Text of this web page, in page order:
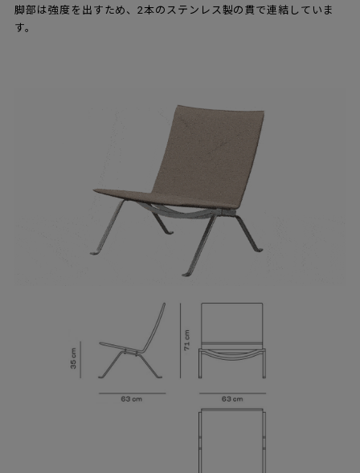
脚部は強度を出すため、2本のステンレス製の貫で連結していま
す。